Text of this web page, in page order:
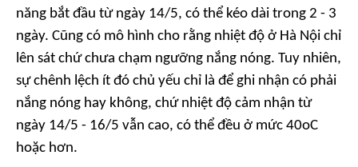
năng bắt đầu từ ngày 14/5, có thể kéo dài trong 2 - 3
ngày. Cũng có mô hình cho rằng nhiệt độ ở Hà Nội chỉ
lên sát chứ chưa chạm ngưỡng nắng nóng. Tuy nhiên,
sự chênh lệch ít đó chủ yếu chỉ là để ghi nhận có phải
nắng nóng hay không, chứ nhiệt độ cảm nhận từ
ngày 14/5 - 16/5 vẫn cao, có thể đều ở mức 40oC
hoặc hơn.